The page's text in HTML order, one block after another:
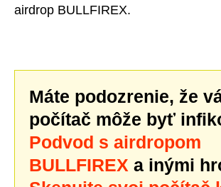
airdrop BULLFIREX.
Máte podozrenie, že
počítač môže byť
Podvod s airdropom
BULLFIREX a inými